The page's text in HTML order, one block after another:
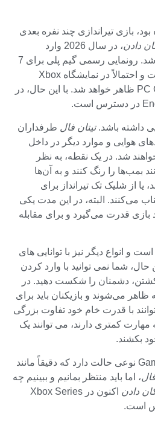
بازی تیراندازی چند نفره بعدی
دادن
، در سال 2026 وارد
دسترسی زودهنگام خواهد شد. رونمایی رسمی گیم پلی برای 7
ژوئن برنامه ریزی شده است و احتمالاً در نمایشگاه Xbox
Gaming یا PC Gaming Show ظاهر خواهد شد. با این حال، در
داشته باشد.تیتان فال طرفداران
هوایی و موارد دیگر در داخل
شد. در یک نقطه، به نظر
بمب‌ها را رنگ کنند و به آن‌ها
یا از شلیک تک تیرانداز برای
می‌کنند. البته، در این مدت یکی
بازی قدرت می‌گیرد و برای مقابله
و انواع دیگر نیز با توانایی های
شما نمی توانید با وارد کردن
دشمنان را شکست دهید. در
می‌شوند و بازیکنان باید برای
با قدرت خام خود تفاوت بزرگی
مهارت کمتری دارند، می توانند یک
بکشند.
من باید فکر کنم 1047 Games نوعی حالت دارد که دقیقاً مانند
، اما باید منتظر بمانیم و ببینیم چه
دادن
اکنون در Xbox Series